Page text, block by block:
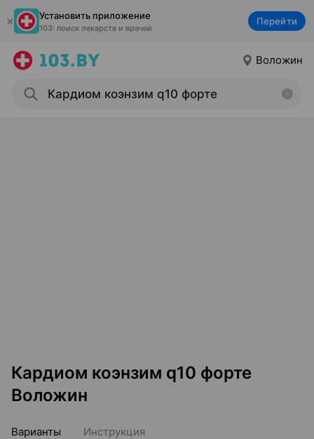
Установить приложение
103: поиск лекарств и врачей
Перейти
Воложин
Кардиом коэнзим q10 форте
Воложин
Варианты Инструкция